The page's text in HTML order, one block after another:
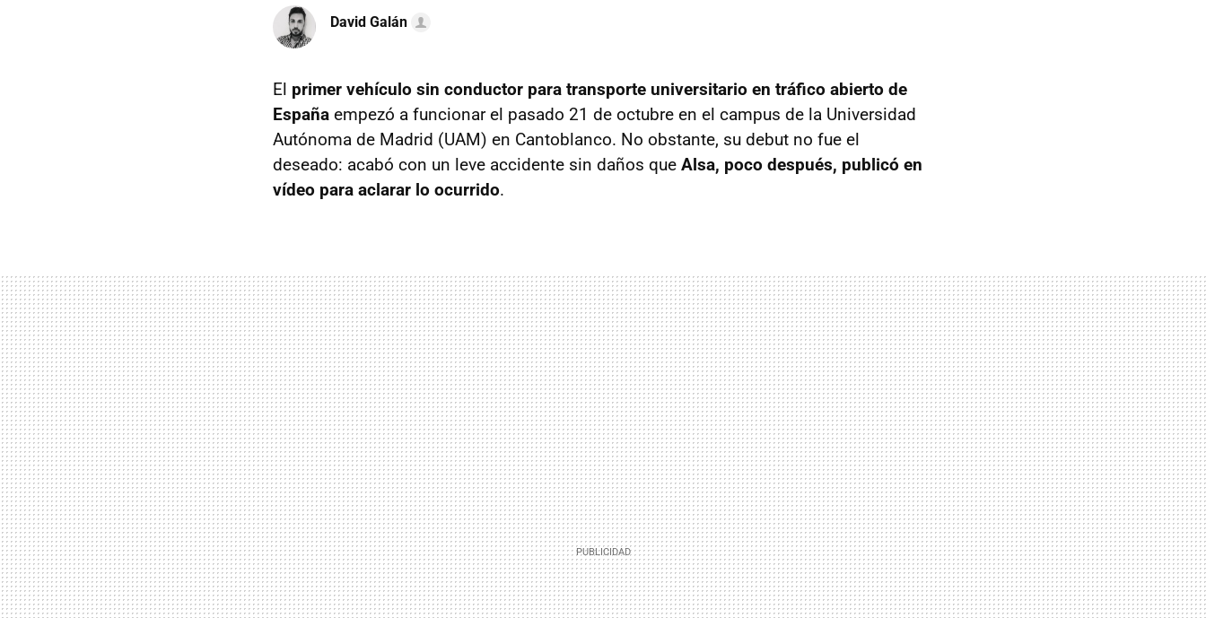
David Galán
El primer vehículo sin conductor para transporte universitario en tráfico abierto de
España empezó a funcionar el pasado 21 de octubre en el campus de la Universidad
Autónoma de Madrid (UAM) en Cantoblanco. No obstante, su debut no fue el
deseado: acabó con un leve accidente sin daños que Alsa, poco después, publicó en
vídeo para aclarar lo ocurrido.